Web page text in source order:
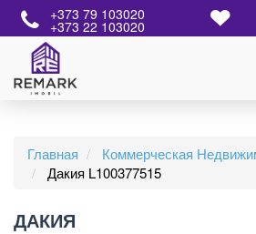
+373 79 103020
+373 22 103020
Главная Коммерческая
Дакия L100377515
ДАКИЯ